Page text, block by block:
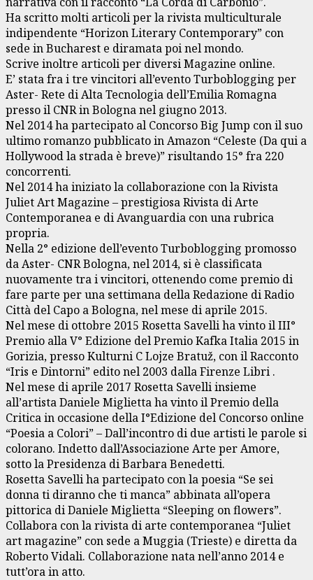
Ha scritto molti articoli per la rivista multiculturale
indipendente “Horizon Literary Contemporary” con
sede in Bucharest e diramata poi nel mondo.
Scrive inoltre articoli per diversi Magazine online.
E’ stata fra i tre vincitori all’evento Turboblogging per
Aster- Rete di Alta Tecnologia dell’Emilia Romagna
presso il CNR in Bologna nel giugno 2013.
Nel 2014 ha partecipato al Concorso Big Jump con il suo
ultimo romanzo pubblicato in Amazon “Celeste (Da qui a
Hollywood la strada è breve)” risultando 15° fra 220
concorrenti.
Nel 2014 ha iniziato la collaborazione con la Rivista
Juliet Art Magazine – prestigiosa Rivista di Arte
Contemporanea e di Avanguardia con una rubrica
propria.
Nella 2° edizione dell’evento Turboblogging promosso
da Aster- CNR Bologna, nel 2014, si è classificata
nuovamente tra i vincitori, ottenendo come premio di
fare parte per una settimana della Redazione di Radio
Città del Capo a Bologna, nel mese di aprile 2015.
Nel mese di ottobre 2015 Rosetta Savelli ha vinto il III°
Premio alla V° Edizione del Premio Kafka Italia 2015 in
Gorizia, presso Kulturni C Lojze Bratuž, con il Racconto
“Iris e Dintorni” edito nel 2003 dalla Firenze Libri .
Nel mese di aprile 2017 Rosetta Savelli insieme
all’artista Daniele Miglietta ha vinto il Premio della
Critica in occasione della I°Edizione del Concorso online
“Poesia a Colori” – Dall’incontro di due artisti le parole si
colorano. Indetto dall’Associazione Arte per Amore,
sotto la Presidenza di Barbara Benedetti.
Rosetta Savelli ha partecipato con la poesia “Se sei
donna ti diranno che ti manca” abbinata all’opera
pittorica di Daniele Miglietta “Sleeping on flowers”.
Collabora con la rivista di arte contemporanea “Juliet
art magazine” con sede a Muggia (Trieste) e diretta da
Roberto Vidali. Collaborazione nata nell’anno 2014 e
tutt’ora in atto.